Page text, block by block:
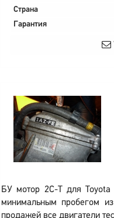
Страна
Гарантия
БУ мотор 2C-T для
минимальным пробегом
продажей все двигатели